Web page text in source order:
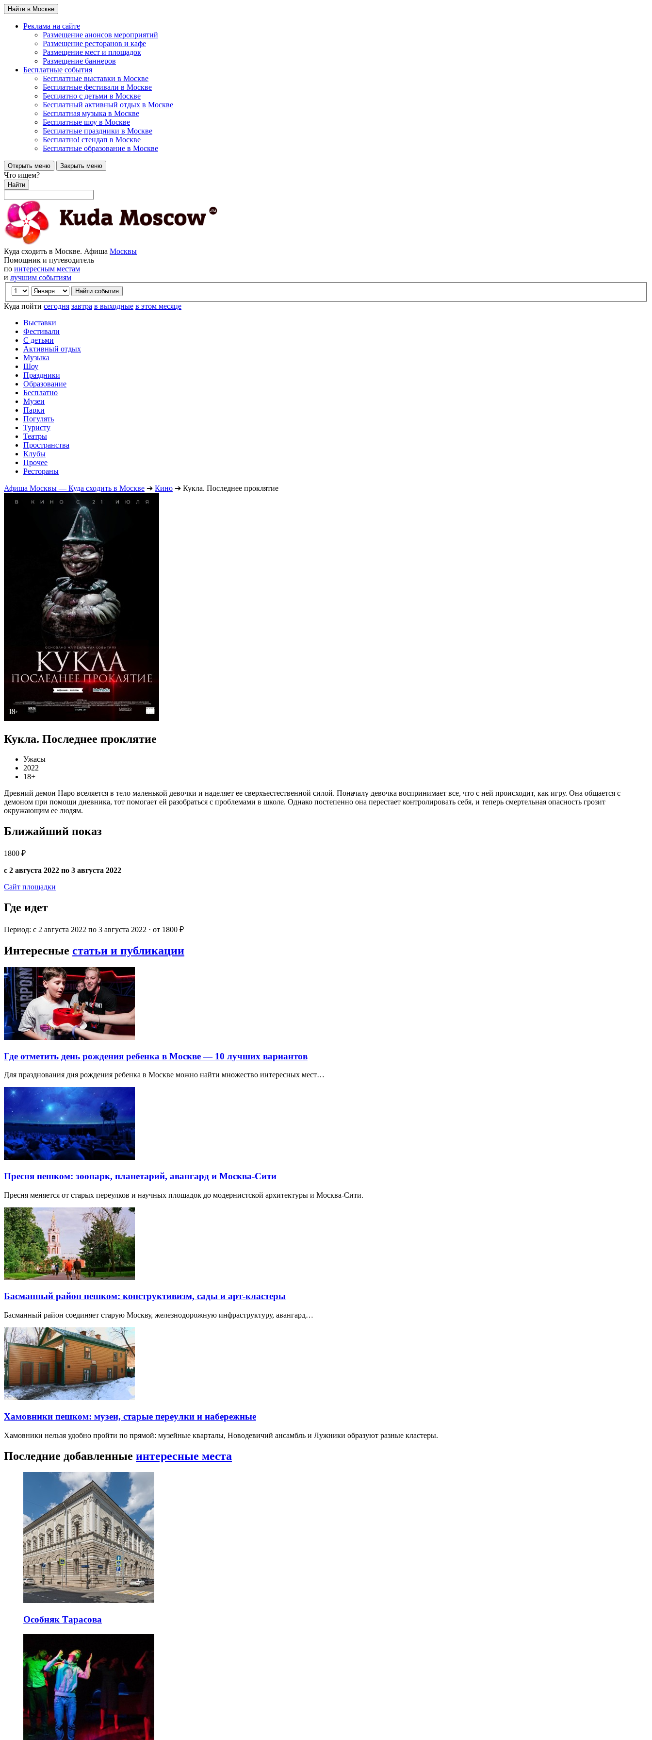
Найти в Москве
Реклама на сайте
Размещение анонсов мероприятий
Размещение ресторанов и кафе
Размещение мест и площадок
Размещение баннеров
Бесплатные события
Бесплатные выставки в Москве
Бесплатные фестивали в Москве
Бесплатно с детьми в Москве
Бесплатный активный отдых в Москве
Бесплатная музыка в Москве
Бесплатные шоу в Москве
Бесплатные праздники в Москве
Бесплатно! стендап в Москве
Бесплатные образование в Москве
Открыть меню Закрыть меню
Что ищем?
Найти
Куда сходить в Москве. Афиша Москвы
Помощник и путеводитель
по интересным местам
и лучшим событиям
Куда пойти сегодня завтра в выходные в этом месяце
Выставки
Фестивали
С детьми
Активный отдых
Музыка
Шоу
Праздники
Образование
Бесплатно
Музеи
Парки
Погулять
Туристу
Театры
Пространства
Клубы
Прочее
Рестораны
Афиша Москвы — Куда сходить в Москве ➔ Кино ➔ Кукла. Последнее проклятие
Кукла. Последнее проклятие
Ужасы
2022
18+
Древний демон Наро вселяется в тело маленькой девочки и наделяет ее сверхъестественной силой. Поначалу девочка воспринимает все, что с ней происходит, как игру. Она общается с
демоном при помощи дневника, тот помогает ей разобраться с проблемами в школе. Однако постепенно она перестает контролировать себя, и теперь смертельная опасность грозит
окружающим ее людям.
Ближайший показ
1800 ₽
с 2 августа 2022 по 3 августа 2022
Сайт площадки
Где идет
Период: с 2 августа 2022 по 3 августа 2022 · от 1800 ₽
Интересные статьи и публикации
Где отметить день рождения ребенка в Москве — 10 лучших вариантов
Для празднования дня рождения ребенка в Москве можно найти множество интересных мест…
Пресня пешком: зоопарк, планетарий, авангард и Москва-Сити
Пресня меняется от старых переулков и научных площадок до модернистской архитектуры и Москва-Сити.
Басманный район пешком: конструктивизм, сады и арт-кластеры
Басманный район соединяет старую Москву, железнодорожную инфраструктуру, авангард…
Хамовники пешком: музеи, старые переулки и набережные
Хамовники нельзя удобно пройти по прямой: музейные кварталы, Новодевичий ансамбль и Лужники образуют разные кластеры.
Последние добавленные интересные места
Особняк Тарасова